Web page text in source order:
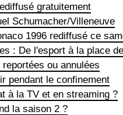
gratuitement
Schumacher/Villeneuve
1996 rediffusé ce
: De l'esport à la place
ou annulées
pendant le confinement
à la TV et en streaming ?
la saison 2 ?